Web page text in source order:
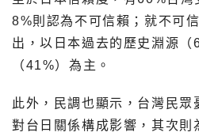
8%則認為不可信賴；就不可
出，以日本過去的歷史淵源（
（41%）為主。
此外，民調也顯示，台灣民眾
對台日關係構成影響，其次則